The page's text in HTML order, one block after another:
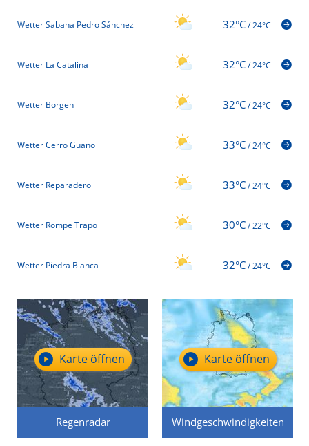
Wetter Sabana Pedro Sánchez 32°C/24°C
Wetter La Catalina 32°C/24°C
Wetter Borgen 32°C/24°C
Wetter Cerro Guano 33°C/24°C
Wetter Reparadero 33°C/24°C
Wetter Rompe Trapo 30°C/22°C
Wetter Piedra Blanca 32°C/24°C
Regenradar
Karte öffnen
Windgeschwindigkeiten
Karte öffnen